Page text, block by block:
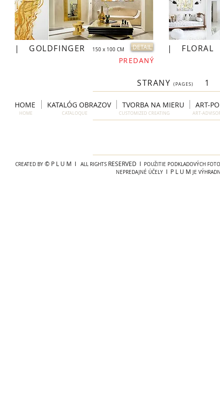
| GOLDFINGER 150 x 100 CM DETAIL
PREDANÝ
| FLORAL
STRANY(PAGES) 1
HOME KATALÓG OBRAZOV TVORBA NA MIERU ART-
HOME CATALOQUE CUSTOMIZED CREATING ART-
CREATED BY © P L U M I ALL RIGHTS RESERVED I POUŽITIE PODKLADOVÝCH
NEPREDAJNÉ ÚČELY I P L U M JE